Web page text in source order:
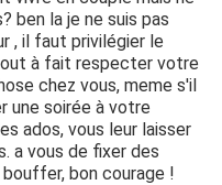
ben la je ne suis pas
, il faut privilégier le
à fait respecter votre
chez vous, meme s'il
une soirée à votre
ados, vous leur laisser
a vous de fixer des
bon courage !